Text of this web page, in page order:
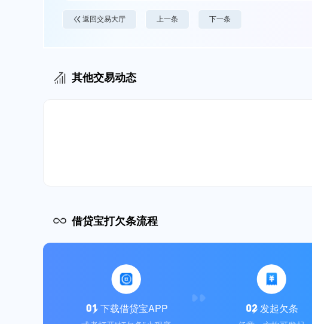
返回交易大厅 上一条 下一条
其他交易动态
借贷宝打欠条流程
下载借贷宝APP 发起欠条